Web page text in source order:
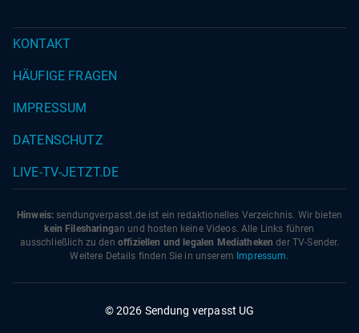
KONTAKT
HÄUFIGE FRAGEN
IMPRESSUM
DATENSCHUTZ
LIVE-TV-JETZT.DE
Hinweis: sendungverpasst.de ist ein redaktionelles Verzeichnis. Wir bieten
kein Filesharingan und hosten keine Videos. Alle Links führen
ausschließlich zu den offiziellen und legalen Mediatheken der TV-Sender.
Weitere Details finden Sie in unserem Impressum.
© 2026 Sendung verpasst UG